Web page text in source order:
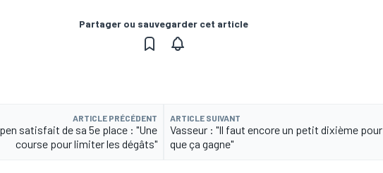
Partager ou sauvegarder cet article
ARTICLE PRÉCÉDENT
satisfait de sa 5e place : "Une
course pour limiter les dégâts"
ARTICLE SUIVANT
Vasseur : "Il faut encore un petit dixième pour
que ça gagne"